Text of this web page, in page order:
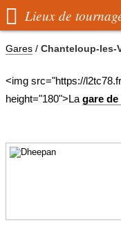
 Lieux de
Gares / Chanteloup-les-
<img src="https://
height="180">La gare